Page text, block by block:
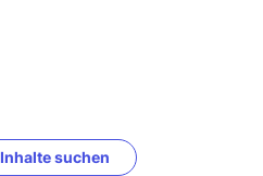
Inhalte suchen